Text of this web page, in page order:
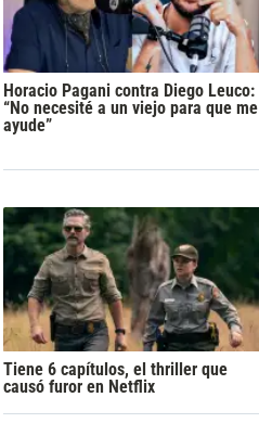
Horacio Pagani contra Diego Leuco:
“No necesité a un viejo para que me
ayude”
Tiene 6 capítulos, el thriller que
causó furor en Netflix